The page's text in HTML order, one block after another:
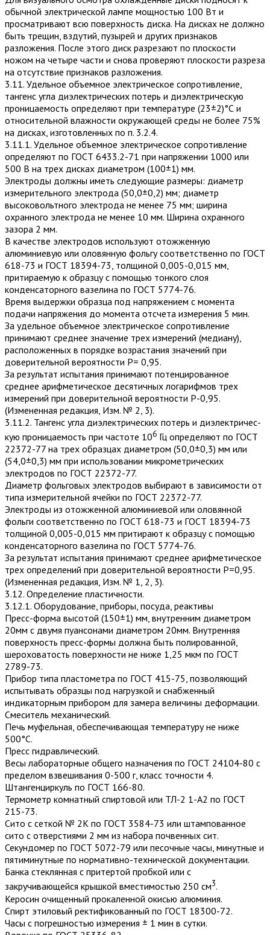
обычной электрической лампе мощностью 100 Вт и
просматривают всю поверхность диска. На дисках не должно
быть трещин, вздутий, пузырей и других признаков
разложения. После этого диск разрезают по плоскости
ножом на четыре части и снова проверяют плоскости разреза
на отсутствие признаков разложения.
3.11. Удельное объемное электрическое сопротивление,
тангенс угла диэлектрических потерь и диэлектрическую
проницаемость определяют при температуре (23±2)°С и
относительной влажности окружающей среды не более 75%
на дисках, изготов­ленных по п. 3.2.4.
3.11.1. Удельное объемное электрическое сопротивление
определяют по ГОСТ 6433.2-71 при напряжении 1000 или
500 В на трех дисках диаметром (100±1) мм.
Электроды должны иметь следующие размеры: диаметр
измерительного электрода (50,0±0,2) мм; диаметр
высоковольтного электрода не менее 75 мм; ширина
охранного электрода не менее 10 мм. Ширина охранного
зазора 2 мм.
В качестве электродов используют отожженную
алюминиевую или оловянную фольгу соответственно по ГОСТ
618-73 и ГОСТ 18394-73, толщиной 0,005-0,015 мм,
притираемую к образцу с помощью тонкого слоя
конденсаторного вазелина по ГОСТ 5774-76.
Время выдержки образца под напряжением с момента
подачи напряжения до момента отсчета измерения 5 мин.
За удельное объемное электрическое сопротивление
принимают среднее значение трех измерений (медиану),
расположенных в по­рядке возрастания значений при
доверительной вероятности Р= 0,95.
За результат испытания принимают потенцированное
среднее арифметическое десятичных логарифмов трех
измерений при доверительной вероятности Р-0,95.
(Измененная редакция, Изм. № 2, 3).
3.11.2. Тангенс угла диэлектрических потерь и диэлектричес­
кую проницаемость при частоте 106 Гц определяют по ГОСТ
22372-77 на трех образцах диаметром (50,0±0,3) мм или
(54,0±0,3) мм при использовании микрометрических
электродов по ГОСТ 22372-77.
Диаметр фольговых электродов выбирают в зависимости от
типа измерительной ячейки по ГОСТ 22372-77.
Электроды из отожженной алюминиевой или оловянной
фольги соответственно по ГОСТ 618-73 и ГОСТ 18394-73
толщиной 0,005-0,015 мм притирают к образцу с помощью
конденсаторного вазелина по ГОСТ 5774-76.
За результат испытания принимают среднее арифметическое
трех определений при доверительной вероятности Р=0,95.
(Измененная редакция, Изм. № 1, 2, 3).
3.12. Определение пластичности.
3.12.1. Оборудование, приборы, посуда, реактивы
Пресс-форма высотой (150±1) мм, внутренним диаметром
20мм с двумя пуансонами диаметром 20мм. Внутренняя
поверхность пресс-формы должна быть полированной,
шероховатость поверхности не ниже 1,25 мкм по ГОСТ
2789-73.
Прибор типа пластометра по ГОСТ 415-75, позволяющий
испытывать образцы под нагрузкой и снабженный
индикаторным прибором для замера величины деформации.
Смеситель механический.
Печь муфельная, обеспечивающая температуру не ниже
500°С.
Пресс гидравлический.
Весы лабораторные общего назначения по ГОСТ 24104-80 с
пределом взвешивания 0-500 г, класс точности 4.
Штангенциркуль по ГОСТ 166-80.
Термометр комнатный спиртовой или ТЛ-2 1-А2 по ГОСТ
215-73.
Сито с сеткой № 2К по ГОСТ 3584-73 или штампованное
сито с отверстиями 2 мм из набора почвенных сит.
Секундомер по ГОСТ 5072-79 или песочные часы, минутные и
пятиминутные по нормативно-технической документации.
Банка стеклянная с притертой пробкой или с
закручивающейся крышкой вместимостью 250 см3.
Керосин очищенный прокаленной окисью алюминия.
Спирт этиловый ректификованный по ГОСТ 18300-72.
Часы с погрешностью измерения ± 1 мин в сутки.